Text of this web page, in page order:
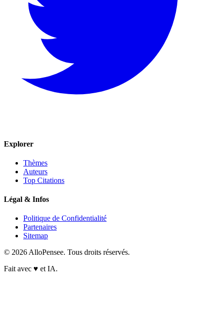
Explorer
Thèmes
Auteurs
Top Citations
Légal & Infos
Politique de Confidentialité
Partenaires
Sitemap
© 2026 AlloPensee. Tous droits réservés.
Fait avec ♥ et IA.